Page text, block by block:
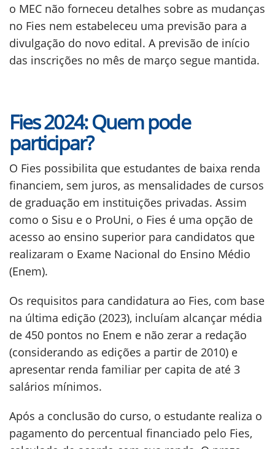
o MEC não forneceu detalhes sobre as mudanças
no Fies nem estabeleceu uma previsão para a
divulgação do novo edital. A previsão de início
das inscrições no mês de março segue mantida.
Fies 2024: Quem pode
participar?
O Fies possibilita que estudantes de baixa renda
financiem, sem juros, as mensalidades de cursos
de graduação em instituições privadas. Assim
como o Sisu e o ProUni, o Fies é uma opção de
acesso ao ensino superior para candidatos que
realizaram o Exame Nacional do Ensino Médio
(Enem).
Os requisitos para candidatura ao Fies, com base
na última edição (2023), incluíam alcançar média
de 450 pontos no Enem e não zerar a redação
(considerando as edições a partir de 2010) e
apresentar renda familiar per capita de até 3
salários mínimos.
Após a conclusão do curso, o estudante realiza o
pagamento do percentual financiado pelo Fies,